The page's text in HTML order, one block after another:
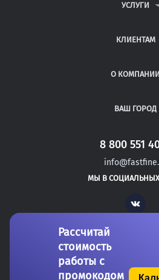
УСЛУГИ
ДИПЛОМНЫЕ
РЕФЕРАТЫ
КЛИЕНТАМ
ВОПРОСЫ И
ПОЛИТИКА
О КОМПАНИИ
КОНТАКТЫ
ВАШ ГОРОД
САНКТ-
ДОНЕЦК
САЛЬСК
8 800 551
МЫ В СОЦИАЛЬНЫХ
Vk
Рассчитай
стоимость
работы с
промокодом